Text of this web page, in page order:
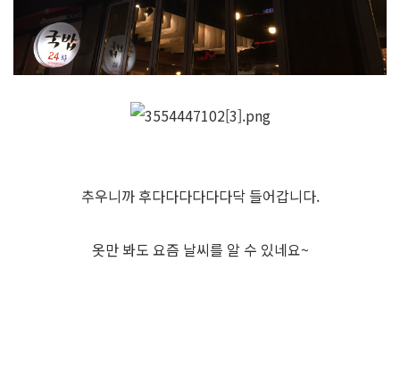
추우니까 후다다다다다다닥 들어갑니다.
옷만 봐도 요즘 날씨를 알 수 있네요~